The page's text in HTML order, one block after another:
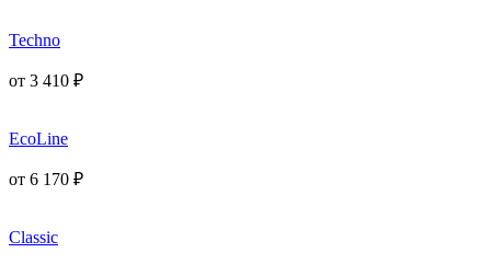
Techno
от 3 410 ₽
EcoLine
от 6 170 ₽
Classic